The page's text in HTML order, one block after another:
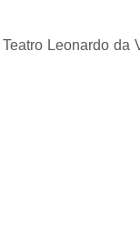
Leonardo